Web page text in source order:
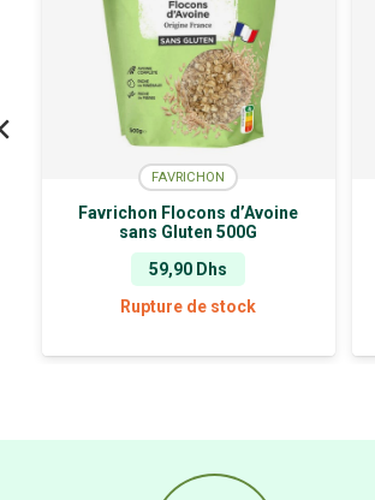
FAVRICHON
Favrichon Flocons d’Avoine
sans Gluten 500G
59,90 Dhs
Rupture de stock